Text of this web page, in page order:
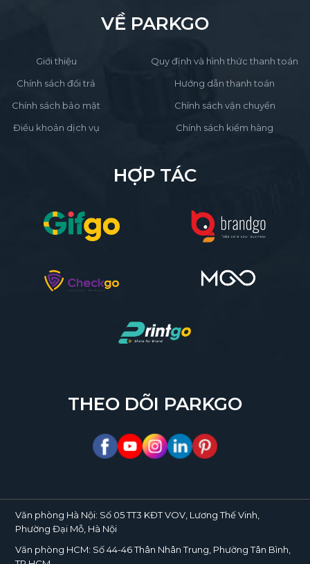
VỀ PARKGO
Giới thiệu
Chính sách đổi trả
Chính sách bảo mật
Điều khoản dịch vụ
Quy định và hình thức thanh toán
Hướng dẫn thanh toán
Chính sách vận chuyển
Chính sách kiểm hàng
HỢP TÁC
THEO DÕI PARKGO
Văn phòng Hà Nội: Số 05 TT3 KĐT VOV, Lương Thế Vinh,
Phường Đại Mỗ, Hà Nội
Văn phòng HCM: Số 44-46 Thân Nhân Trung, Phường Tân Bình,